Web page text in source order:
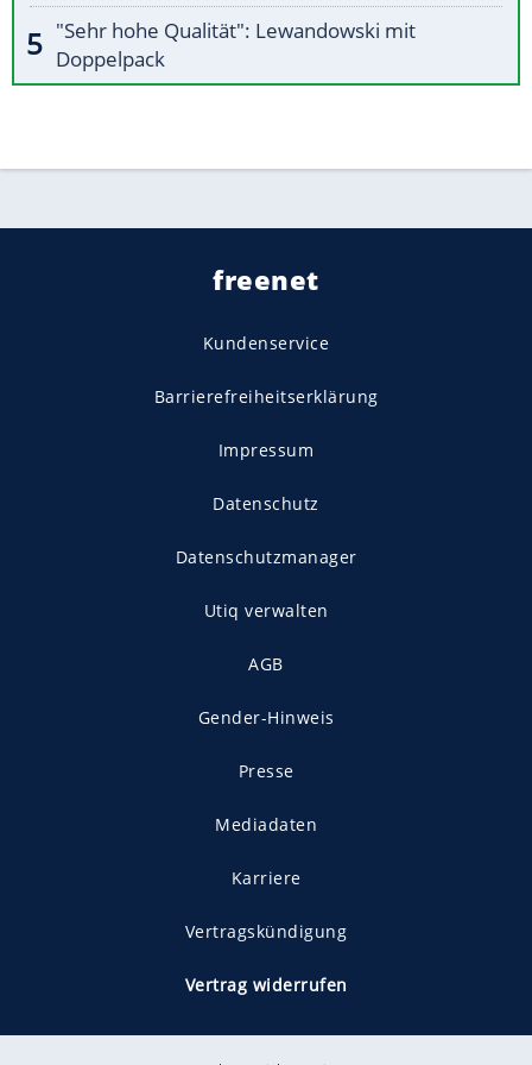
"Sehr hohe Qualität": Lewandowski mit
Doppelpack
freenet
Kundenservice
Barrierefreiheitserklärung
Impressum
Datenschutz
Datenschutzmanager
Utiq verwalten
AGB
Gender-Hinweis
Presse
Mediadaten
Karriere
Vertragskündigung
Vertrag widerrufen